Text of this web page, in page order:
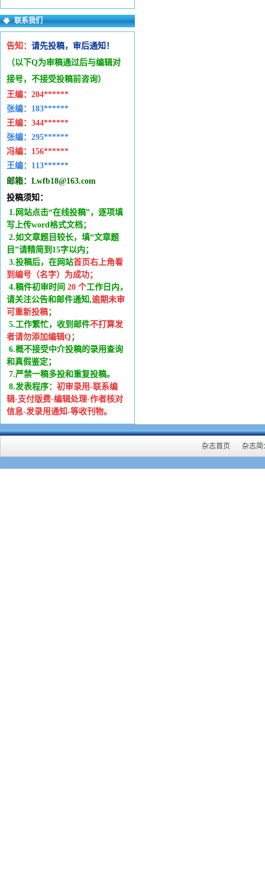
联系我们
告知： 请先投稿，审后通知！
（以下Q为审稿通过后与编辑对
接号，不接受投稿前咨询）
王编： 204******
张编：183******
王编： 344******
张编：295******
冯编： 156******
王编： 113******
邮箱： Lwfb18@163.com
投稿须知：
1.网站点击“在线投稿”，逐项填
写上传word格式文档；
2.如文章题目较长，填“文章题
目”请精简到15字以内；
3.投稿后，在网站首页右上角看
到编号（名字）为成功；
4.稿件初审时间 20 个工作日内 ，
请关注公告和邮件通知,逾期未审
可重新投稿；
5.工作繁忙，收到邮件不打算发
者请勿添加编辑Q；
6.概不接受中介投稿的录用查询
和真假鉴定；
7.严禁一稿多投和重复投稿。
8.发表程序： 初审录用-联系编
辑-支付版费-编辑处理-作者核对
信息-发录用通知-等收刊物。
杂志首页 杂志简